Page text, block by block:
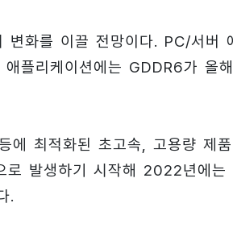
화를 이끌 전망이다. PC/서버
플리케이션에는 GDDR6가 올
최적화된 초고속, 고용량 제품
발생하기 시작해 2022년에는
.